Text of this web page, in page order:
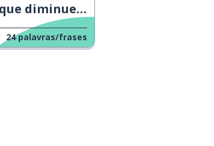
a expectativa de vida
24 palavras/frases